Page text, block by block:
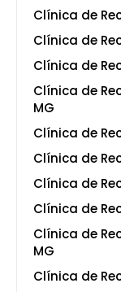
Clínica de
Clínica de
Clínica de
Clínica de
MG
Clínica de
Clínica de
Clínica de
Clínica de
Clínica de
MG
Clínica de